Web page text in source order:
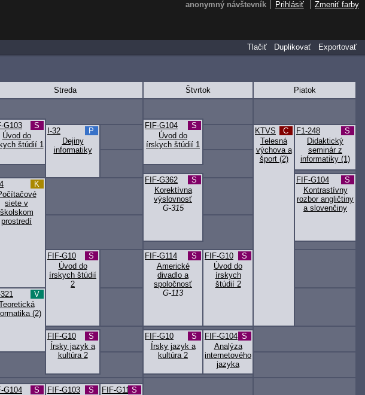
Streda Štvrtok
Piatok
Úvod do
štúdií 1
G103
S
Úvod do
írskych štúdií 1
FIF-G104 S
Dejiny
informatiky
I-32
P
Telesná
výchova a
šport (2)
KTVS
C
Didaktický
seminár z
informatiky (1)
F1-248 S
Korektívna
výslovnosť
FIF-G362 S
G-315
Kontrastívny
rozbor angličtiny
a slovenčiny
FIF-G104 S
siete v
školskom
prostredí
K
Úvod do
írskych štúdií
2
FIF-G10
S
Americké
divadlo a
spoločnosť
FIF-G114 S
G-113
Úvod do
írskych
štúdií 2
FIF-G10 S
(2)
V
Írsky jazyk a
kultúra 2
FIF-G10
S
Írsky jazyk a
kultúra 2
FIF-G10
S
Analýza
internetového
jazyka
FIF-G104 S
G104
S
FIF-G103
S
FIF-G114S
Tlačiť
Duplikovať Exportovať
anonymný návštevník Prihlásiť Zmeniť farby